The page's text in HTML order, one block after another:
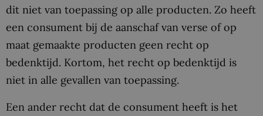
dit niet van toepassing op alle producten. Zo heeft
een consument bij de aanschaf van verse of op
maat gemaakte producten geen recht op
bedenktijd. Kortom, het recht op bedenktijd is
niet in alle gevallen van toepassing.
Een ander recht dat de consument heeft is het